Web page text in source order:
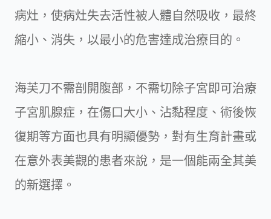
病灶，使病灶失去活性被人體自然吸收，最終
縮小、消失，以最小的危害達成治療目的。
海芙刀不需剖開腹部，不需切除子宮即可治療
子宮肌腺症，在傷口大小、沾黏程度、術後恢
復期等方面也具有明顯優勢，對有生育計畫或
在意外表美觀的患者來說，是一個能兩全其美
的新選擇。